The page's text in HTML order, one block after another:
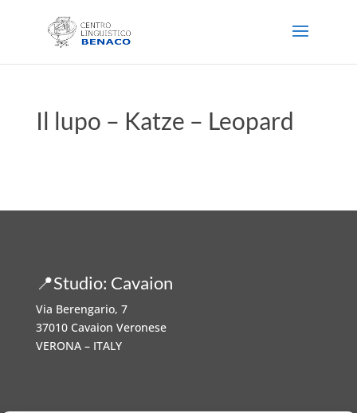
Il lupo – Katze – Leopard
📍Studio: Cavaion
Via Berengario, 7
37010 Cavaion Veronese
VERONA – ITALY